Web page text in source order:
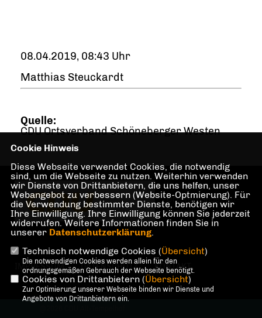
08.04.2019, 08:43 Uhr
Matthias Steuckardt
Quelle:
CDU Ortsverband Schöneberger Westen
Homepage des CDU
Ortsverbandes Alt-
Tempelhof
IMPRESSUM DATENSCHUTZ KONTAKT
Cookie Hinweis
Diese Webseite verwendet Cookies, die notwendig
sind, um die Webseite zu nutzen. Weiterhin verwenden
wir Dienste von Drittanbietern, die uns helfen, unser
Webangebot zu verbessern (Website-Optmierung). Für
die Verwendung bestimmter Dienste, benötigen wir
Ihre Einwilligung. Ihre Einwilligung können Sie jederzeit
widerrufen. Weitere Informationen finden Sie in
unserer Datenschutzerklärung.
Technisch notwendige Cookies (Übersicht)
Die notwendigen Cookies werden allein für den
ordnungsgemäßen Gebrauch der Webseite benötigt.
Cookies von Drittanbietern (Übersicht)
Zur Optimierung unserer Webseite binden wir Dienste und
Angebote von Drittanbietern ein.